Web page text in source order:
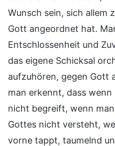
Wunsch sein, sich allem
Gott angeordnet hat.
Entschlossenheit und
das eigene Schicksal
aufzuhören, gegen Gott
man erkennt, dass wenn
nicht begreift, wenn
Gottes nicht versteht,
vorne tappt, taumelnd